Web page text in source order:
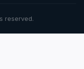
reserved.